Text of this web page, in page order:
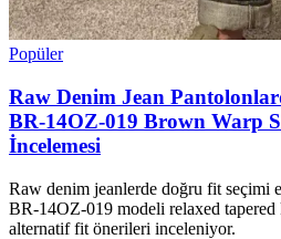
Popüler
Raw Denim Jean
BR-14OZ-019 Brown Warp
İncelemesi
Raw denim jeanlerde doğru fit seçimi
BR-14OZ-019 modeli relaxed
alternatif fit önerileri inceleniyor.